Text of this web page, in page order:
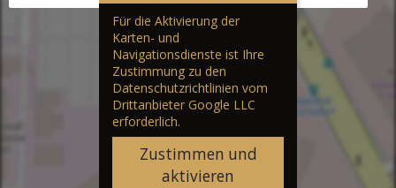
Für die Aktivierung der
Karten- und
Navigationsdienste ist Ihre
Zustimmung zu den
Datenschutzrichtlinien vom
Drittanbieter Google LLC
erforderlich.
Zustimmen und
aktivieren